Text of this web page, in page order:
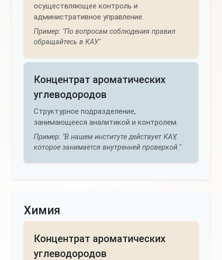
осуществляющее контроль и
административное управление.
Пример: "По вопросам соблюдения правил
обращайтесь в КАУ."
Концентрат ароматических
углеводородов
Структурное подразделение,
занимающееся аналитикой и контролем.
Пример: "В нашем институте действует КАУ,
которое занимается внутренней проверкой."
Химия
Концентрат ароматических
углеводородов